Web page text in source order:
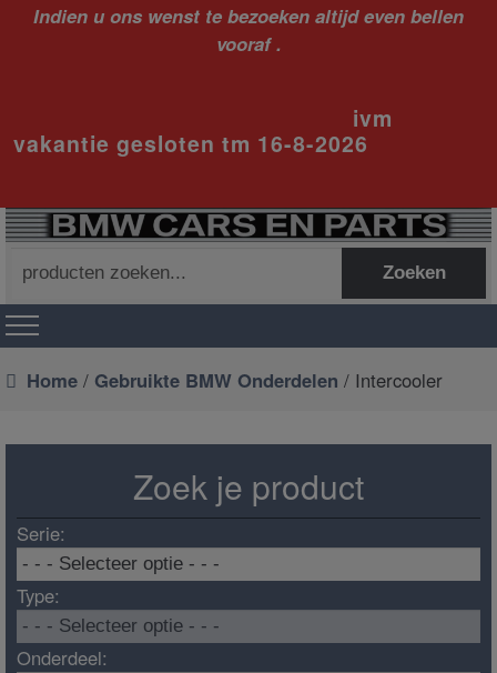
Indien u ons wenst te bezoeken altijd even bellen
vooraf .
ivm
vakantie gesloten tm 16-8-2026
naar:
Zoeken
Home / Gebruikte BMW Onderdelen / Intercooler
Zoek je product
Serie:
Type:
Onderdeel: